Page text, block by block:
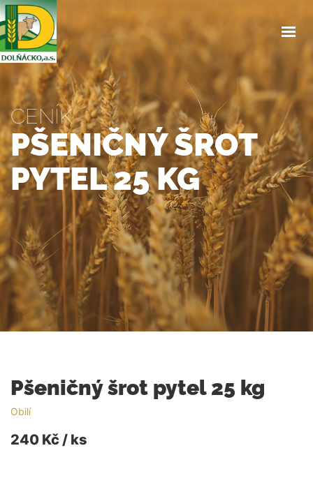
ÚVOD
O NÁS
SLUŽBY
PRODEJNA
CENÍK
NAŠE HOVĚZÍ
OBJEDNÁVKA OBĚDŮ
OSTATNÍ
KONTAKTY
CENÍK
PŠENIČNÝ ŠROT
PYTEL 25 KG
Pšeničný šrot pytel 25 kg
Obilí
240 Kč / ks